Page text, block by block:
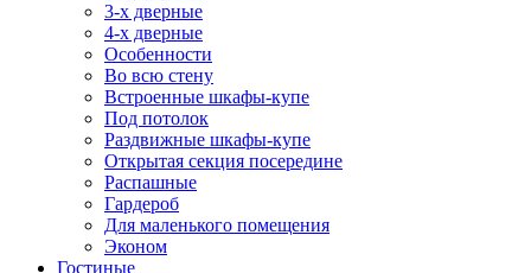
3-х дверные
4-х дверные
Особенности
Во всю стену
Встроенные шкафы-купе
Под потолок
Раздвижные шкафы-купе
Открытая секция посередине
Распашные
Гардероб
Для маленького помещения
Эконом
Гостиные